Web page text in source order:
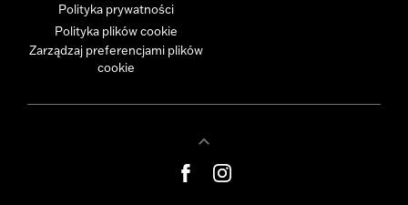
Polityka prywatności
Polityka plików cookie
Zarządzaj preferencjami plików
cookie